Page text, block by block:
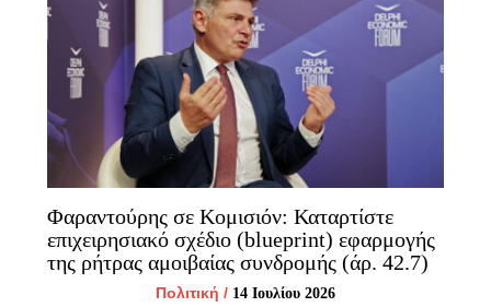
Φαραντούρης σε Κομισιόν: Καταρτίστε
επιχειρησιακό σχέδιο (blueprint) εφαρμογής
της ρήτρας αμοιβαίας συνδρομής (άρ. 42.7)
Πολιτική / 14 Ιουλίου 2026